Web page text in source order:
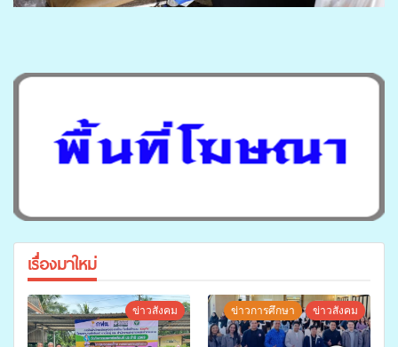
เรื่องมาใหม่
ข่าวสังคม ข่าวการศึกษา ข่าวสังคม